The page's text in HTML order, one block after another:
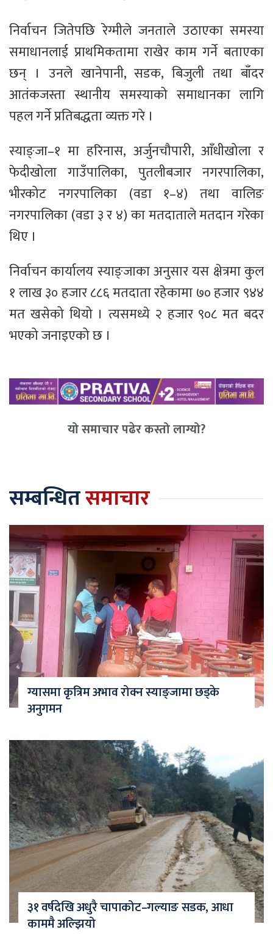
निर्वाचन जितेपछि रेग्मीले जनताले उठाएका समस्या
समाधानलाई प्राथमिकतामा राखेर काम गर्ने बताएका
छन् । उनले खानेपानी, सडक, बिजुली तथा बाँदर
आतंकजस्ता स्थानीय समस्याको समाधानका लागि
पहल गर्ने प्रतिबद्धता व्यक्त गरे ।
स्याङ्जा–१ मा हरिनास, अर्जुनचौपारी, आँधीखोला र
फेदीखोला गाउँपालिका, पुतलीबजार नगरपालिका,
भीरकोट नगरपालिका (वडा १–४) तथा वालिङ
नगरपालिका (वडा ३ र ४) का मतदाताले मतदान गरेका
थिए ।
निर्वाचन कार्यालय स्याङ्जाका अनुसार यस क्षेत्रमा कुल
१ लाख ३० हजार ८८६ मतदाता रहेकामा ७० हजार ९४४
मत खसेको थियो । त्यसमध्ये २ हजार ९०८ मत बदर
भएको जनाइएको छ ।
यो समाचार पढेर कस्तो लाग्यो?
सम्बन्धितसमाचार
ग्यासमा कृत्रिम अभाव रोक्न स्याङ्जामा छड्के
अनुगमन
३१ वर्षदेखि अधुरै चापाकोट–गल्याङ सडक, आधा
काममै अल्झियो